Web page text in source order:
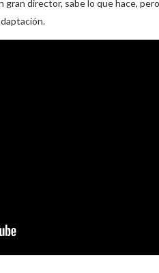
director, sabe lo que hace,